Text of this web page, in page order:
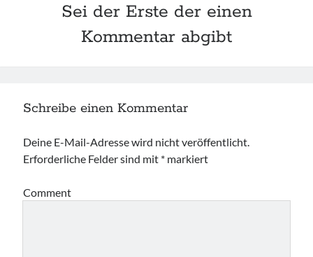
Sei der Erste der einen
Kommentar abgibt
Schreibe einen Kommentar
Deine E-Mail-Adresse wird nicht veröffentlicht.
Erforderliche Felder sind mit * markiert
Comment